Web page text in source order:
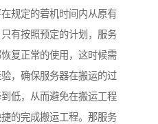
规定的菪机时间内从原有
有按照预定的计划，服务
复正常的使用，这时候需
，确保服务器在搬运的过
低，从而避免在搬运工程
的完成搬运工程。那服务